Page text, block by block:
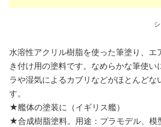
水溶性アクリル樹脂を使った筆塗り、エ
き付け用の塗料です。なめらかな筆使い
ラや湿気によるカブリなどがほとんどな
す。
★艦体の塗装に（イギリス艦）
★合成樹脂塗料。用途：プラモデル、模